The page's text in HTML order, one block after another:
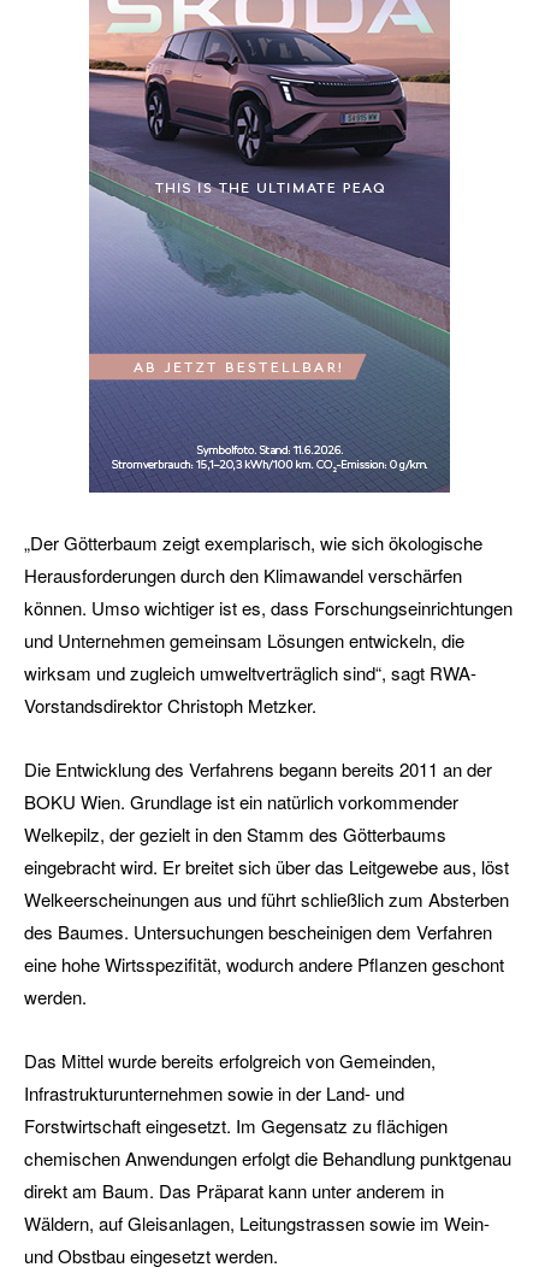
„Der Götterbaum zeigt exemplarisch, wie sich ökologische
Herausforderungen durch den Klimawandel verschärfen
können. Umso wichtiger ist es, dass Forschungseinrichtungen
und Unternehmen gemeinsam Lösungen entwickeln, die
wirksam und zugleich umweltverträglich sind“, sagt RWA-
Vorstandsdirektor Christoph Metzker.
Die Entwicklung des Verfahrens begann bereits 2011 an der
BOKU Wien. Grundlage ist ein natürlich vorkommender
Welkepilz, der gezielt in den Stamm des Götterbaums
eingebracht wird. Er breitet sich über das Leitgewebe aus, löst
Welkeerscheinungen aus und führt schließlich zum Absterben
des Baumes. Untersuchungen bescheinigen dem Verfahren
eine hohe Wirtsspezifität, wodurch andere Pflanzen geschont
werden.
Das Mittel wurde bereits erfolgreich von Gemeinden,
Infrastrukturunternehmen sowie in der Land- und
Forstwirtschaft eingesetzt. Im Gegensatz zu flächigen
chemischen Anwendungen erfolgt die Behandlung punktgenau
direkt am Baum. Das Präparat kann unter anderem in
Wäldern, auf Gleisanlagen, Leitungstrassen sowie im Wein-
und Obstbau eingesetzt werden.